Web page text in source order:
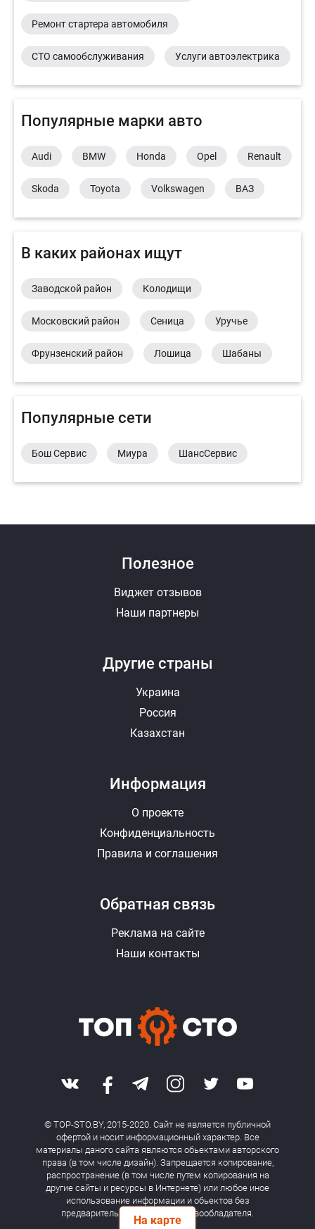
Ремонт стартера автомобиля
СТО самообслуживания Услуги автоэлектрика
Популярные марки авто
Audi BMW Honda Opel Renault
Skoda Toyota Volkswagen ВАЗ
В каких районах ищут
Заводской район Колодищи
Московский район Сеница Уручье
Фрунзенский район Лошица Шабаны
Популярные сети
Бош Сервис Миура ШансСервис
На карте
Другие страны
Украина
Россия
Казахстан
Полезное
Виджет отзывов
Наши партнеры
Информация
О проекте
Конфиденциальность
Правила и соглашения
Обратная связь
Реклама на сайте
Наши контакты
© TOP-STO.BY, 2015-2020. Сайт не является публичной
офертой и носит информационный характер. Все
материалы даного сайта являются обьектами авторского
права (в том числе дизайн). Запрещается копирование,
распространение (в том числе путем копирования на
другие сайты и ресурсы в Интернете) или любое иное
использование информации и обьектов без
предварительного согласия правообладателя.